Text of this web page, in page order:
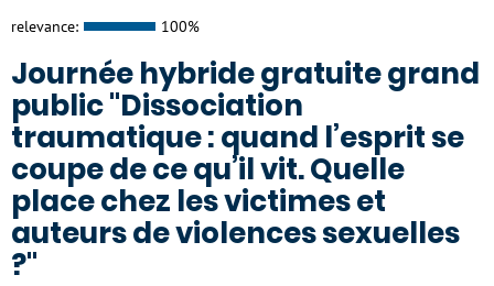
relevance: 100%
Journée hybride gratuite grand
public "Dissociation
traumatique : quand l’esprit se
coupe de ce qu’il vit. Quelle
place chez les victimes et
auteurs de violences sexuelles
?"